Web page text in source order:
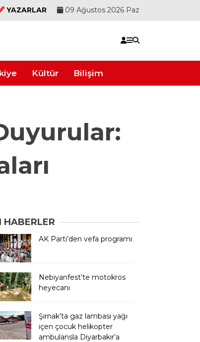
YAZARLAR 09 Ağustos 2026 Paz
Kültür Bilişim
HABERLER
AK Parti’den vefa programı
Nebiyanfest’te motokros
heyecanı
Şırnak’ta gaz lambası yağı
içen çocuk helikopter
ambulansla Diyarbakır’a